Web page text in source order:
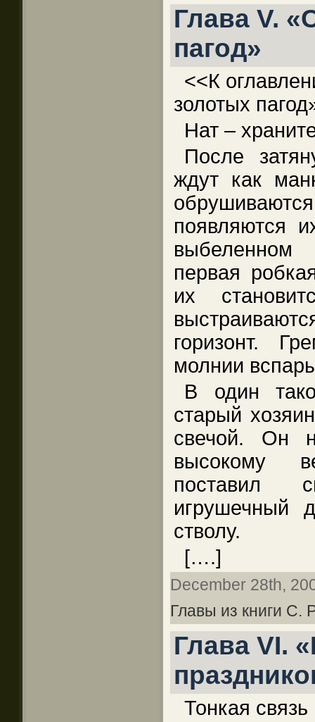
Глава V.
пагод»
<<К
золотых
Нат –
После
ждут как
появляются
первая
их
горизонт.
молнии
В один
старый
свечой. Он
высокому
поставил
игрушечный
стволу.
[….]
December 28th,
Главы из книги С.
Глава VI.
Тонкая